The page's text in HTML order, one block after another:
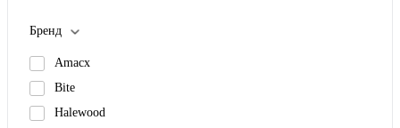
Бренд
Amacx
Bite
Halewood